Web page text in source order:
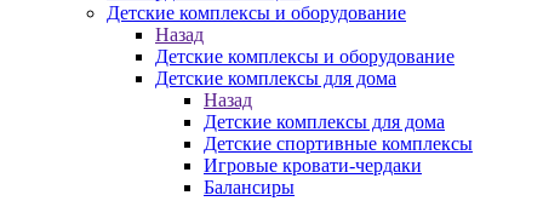
Детские комплексы и оборудование
Назад
Детские комплексы и оборудование
Детские комплексы для дома
Назад
Детские комплексы для дома
Детские спортивные комплексы
Игровые кровати-чердаки
Балансиры